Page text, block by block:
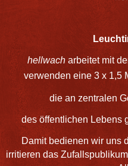
hellwach arbeitet mit
verwenden eine 3 x 1,5
die an zentralen
des öffentlichen Lebens
Damit bedienen wir uns
irritieren das